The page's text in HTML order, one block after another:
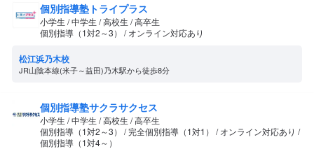
個別指導塾トライプラス
小学生 / 中学生 / 高校生 / 高卒生
個別指導（1対2～3） / オンライン対応あり
松江浜乃木校
JR山陰本線(米子～益田)乃木駅から徒歩8分
個別指導塾サクラサクセス
小学生 / 中学生 / 高校生 / 高卒生
個別指導（1対2～3） / 完全個別指導（1対1） / オンライン対応あり /
個別指導（1対4～）